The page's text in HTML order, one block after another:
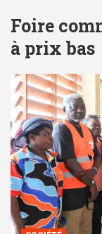
Foire
à prix bas